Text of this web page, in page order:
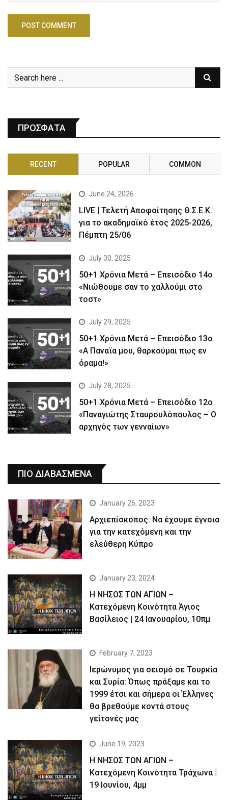
ΠΡΟΣΦΑΤΑ
RECENT POPULAR COMMON
June 24, 2026
LIVE | Τελετή Αποφοίτησης Θ.Σ.Ε.Κ.
για το ακαδημαϊκό έτος 2025-2026,
Πέμπτη 25/06
July 30, 2025
50+1 Χρόνια Μετά – Επεισόδιο 14ο
«Νιώθουμε σαν το χαλλούμι στο
τοστ»
July 29, 2025
50+1 Χρόνια Μετά – Επεισόδιο 13ο
«Α Παναϊα μου, θαρκούμαι πως εν
όραμα!»
July 28, 2025
50+1 Χρόνια Μετά – Επεισόδιο 12ο
«Παναγιώτης Σταυρουλόπουλος – Ο
αρχηγός των γενναίων»
ΠΙΟ ΔΙΑΒΑΣΜΕΝΑ
January 26, 2023
Αρχιεπίσκοπος: Να έχουμε έγνοια
για την κατεχόμενη και την
ελεύθερη Κύπρο
January 23, 2024
Η ΝΗΣΟΣ ΤΩΝ ΑΓΙΩΝ –
Κατεχόμενη Κοινότητα Άγιος
Βασίλειος | 24 Ιανουαρίου, 10πμ
February 7, 2023
Ιερώνυμος για σεισμό σε Τουρκία
και Συρία: Όπως πράξαμε και το
1999 έτσι και σήμερα οι Έλληνες
θα βρεθούμε κοντά στους
γείτονές μας
June 19, 2023
Η ΝΗΣΟΣ ΤΩΝ ΑΓΙΩΝ –
Kατεχόμενη Κοινότητα Τράχωνα |
19 Ιουνίου, 4μμ